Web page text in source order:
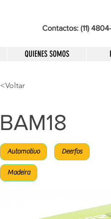
Contactos: (11)
QUIENES SOMOS
<Voltar
BAM18
Automotivo
Madeira
Deerfos